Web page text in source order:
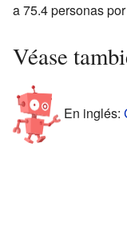
a 75.4 personas
Véase
En inglés: